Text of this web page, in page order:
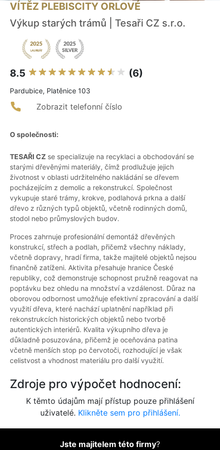
VÍTĚZ PLEBISCITY ORLOVÉ
Výkup starých trámů | Tesaři CZ s.r.o.
8.5 (6)
Pardubice, Platěnice 103
Zobrazit telefonní číslo
O společnosti:
TESAŘI CZ se specializuje na recyklaci a obchodování se
starými dřevěnými materiály, čímž prodlužuje jejich
životnost v oblasti udržitelného nakládání se dřevem
pocházejícím z demolic a rekonstrukcí. Společnost
vykupuje staré trámy, krokve, podlahová prkna a další
dřevo z různých typů objektů, včetně rodinných domů,
stodol nebo průmyslových budov.
Proces zahrnuje profesionální demontáž dřevěných
konstrukcí, střech a podlah, přičemž všechny náklady,
včetně dopravy, hradí firma, takže majitelé objektů nejsou
finančně zatíženi. Aktivita přesahuje hranice České
republiky, což demonstruje schopnost pružně reagovat na
poptávku bez ohledu na množství a vzdálenost. Důraz na
oborovou odbornost umožňuje efektivní zpracování a další
využití dřeva, které nachází uplatnění například při
rekonstrukcích historických objektů nebo tvorbě
autentických interiérů. Kvalita výkupního dřeva je
důkladně posuzována, přičemž je oceňována patina
včetně menších stop po červotoči, rozhodující je však
celistvost a vhodnost materiálu pro další využití.
Zdroje pro výpočet hodnocení:
K těmto údajům mají přístup pouze přihlášení
uživatelé. Klikněte sem pro přihlášení.
Jste majitelem této firmy?